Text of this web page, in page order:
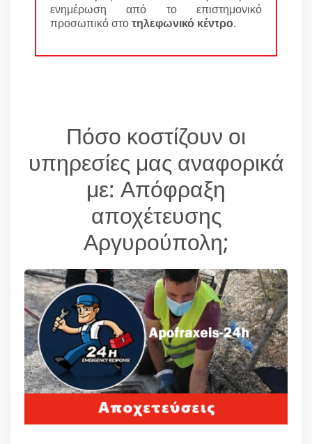
ενημέρωση από το επιστημονικό
προσωπικό στοτηλεφωνικό κέντρο.
Πόσο κοστίζουν οι
υπηρεσίες μας αναφορικά
με: Απόφραξη
αποχέτευσης
Αργυρούπολη;